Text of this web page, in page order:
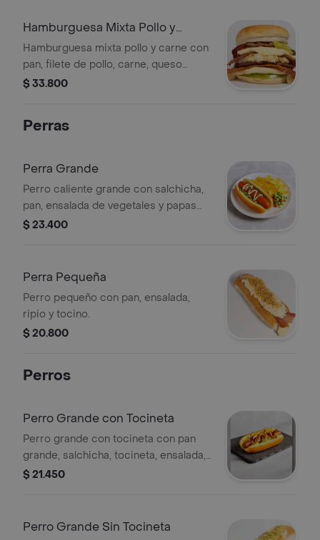
Hamburguesa Mixta Pollo y
Carne
Hamburguesa mixta pollo y carne con
pan, filete de pollo, carne, queso
mozzarella, ensalada de la casa,
$ 33.800
Perras
Perra Grande
Perro caliente grande con salchicha,
pan, ensalada de vegetales y papas
fritas.
$ 23.400
Perra Pequeña
Perro pequeño con pan, ensalada,
ripio y tocino.
$ 20.800
Perros
Perro Grande con Tocineta
Perro grande con tocineta con pan
grande, salchicha, tocineta, ensalada,
ripio y salsa a elegir.
$ 21.450
Perro Grande Sin Tocineta